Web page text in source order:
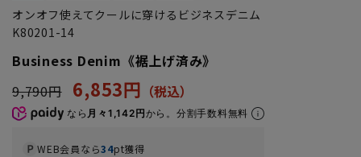
オンオフ使えてクールに穿けるビジネスデニム
K80201-14
Business Denim《裾上げ済み》
9,790円 6,853円
なら 月々1,142円から。分割手数料無料
WEB会員なら34pt獲得